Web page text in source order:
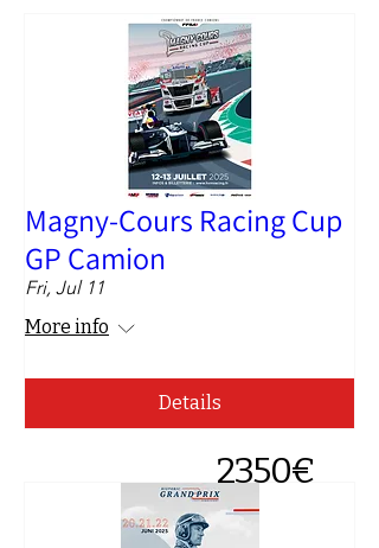
Magny-Cours Racing Cup
GP Camion
Fri, Jul 11
More info
Details
2350€